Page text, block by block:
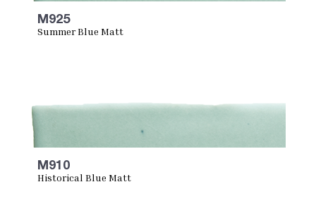
M925
Summer Blue Matt
M910
Historical Blue Matt